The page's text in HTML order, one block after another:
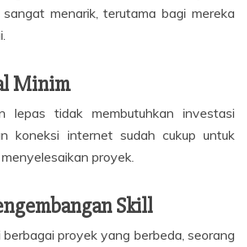
menarik, terutama bagi mereka
Minim
lepas tidak membutuhkan investasi
koneksi internet sudah cukup untuk
proyek.
Skill
proyek yang berbeda, seorang